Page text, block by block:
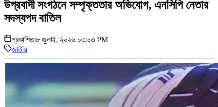
উগ্রবাদী সংগঠনে সম্পৃক্ততার অভিযোগ, এনসিপি নেতার
সদস্যপদ বাতিল
প্রকাশিত:৮ জুলাই, ২০২৬ ০৩:০৩ PM
জাতীয়